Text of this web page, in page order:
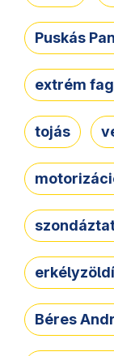
Puskás
extrém
tojás
Béres